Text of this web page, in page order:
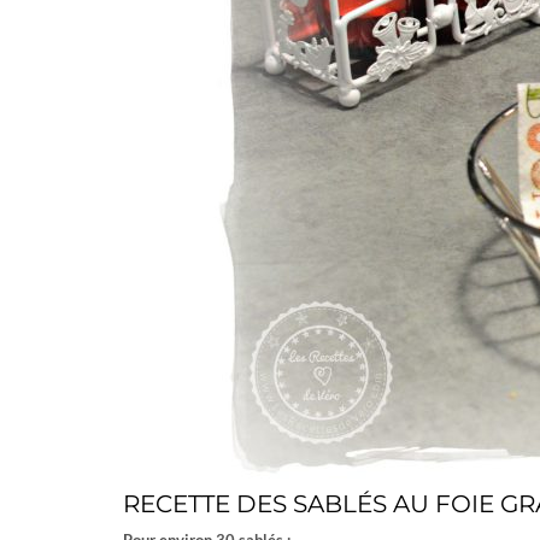
RECETTE DES SABLÉS AU FOIE